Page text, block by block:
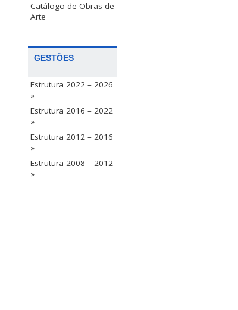
Catálogo de Obras de
Arte
GESTÕES
Estrutura 2022 – 2026
»
Estrutura 2016 – 2022
»
Estrutura 2012 – 2016
»
Estrutura 2008 – 2012
»